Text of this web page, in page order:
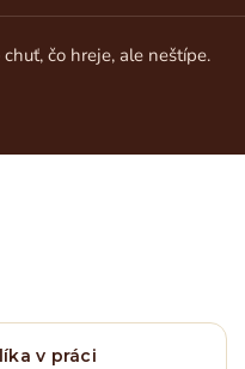
čo hreje, ale neštípe.
v práci